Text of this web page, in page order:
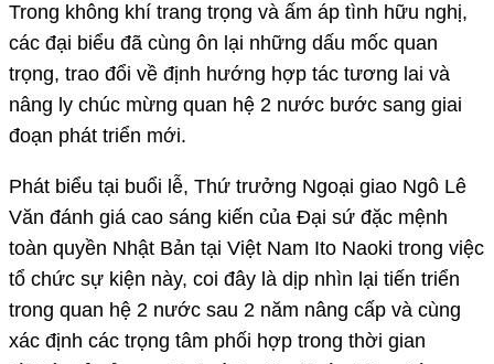
Trong không khí trang trọng và ấm áp tình hữu nghị,
các đại biểu đã cùng ôn lại những dấu mốc quan
trọng, trao đổi về định hướng hợp tác tương lai và
nâng ly chúc mừng quan hệ 2 nước bước sang giai
đoạn phát triển mới.
Phát biểu tại buổi lễ, Thứ trưởng Ngoại giao Ngô Lê
Văn đánh giá cao sáng kiến của Đại sứ đặc mệnh
toàn quyền Nhật Bản tại Việt Nam Ito Naoki trong việc
tổ chức sự kiện này, coi đây là dịp nhìn lại tiến triển
trong quan hệ 2 nước sau 2 năm nâng cấp và cùng
xác định các trọng tâm phối hợp trong thời gian